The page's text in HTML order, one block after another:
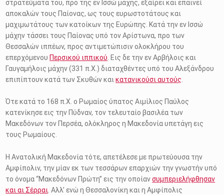
στρατεύματα του, προ της εν Ισσώ μάχης, εξαίρει και επαινεί
αποκαλών τους Παίονας, ως τους ευρωστοτάτους και
μαχιμωτάτους των κατοίκων της Ευρώπης. Κατά την εν Ισσώ
μάχην τάσσει τους Παίονας υπό τον Αρίστωνα, προ των
Θεσσαλών ιππέων, προς αντιμετώπισιν ολοκλήρου του
επερχόμενου Περσικού ιππικού . Εις δε την εν Αρβήλοις και
Γαυγαμήλοις μάχην (331 π.Χ.) διαταχθέντες υπό του Αλεξάνδρου
επιπίπτουν κατά των Σκυθών καικατανικούσι αυτούς
Ότε κατά το 168 π.Χ. ο Ρωμαίος ύπατος Αιμίλιος Παύλος
κατενίκησε εις την Πύδναν, τον τελευταίο βασιλέα των
Μακεδόνων τον Περσέα, ολόκληρος η Μακεδονία υπετάγη εις
τους Ρωμαίους.
Η Ανατολική Μακεδονία τότε, απετέλεσε με πρωτεύουσα την
Αμφίπολιν, την μίαν εκ των τεσσάρων επαρχιών την γνωστήν υπό
το όνομα “Μακεδόνων Πρώτη” εις την οποίανσυμπεριελήφθησαν
και αι Σέρραι . Αλλ’ ενώ η Θεσσαλονίκη και η Αμφίπολις